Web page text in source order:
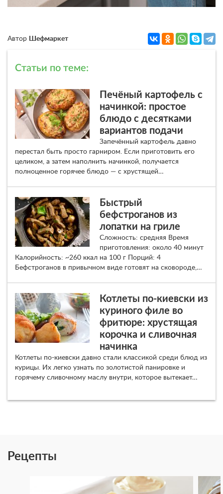
Автор Шефмаркет
Статьи по теме:
Печёный картофель с
начинкой: простое
блюдо с десятками
вариантов подачи
Запечённый картофель давно
перестал быть просто гарниром. Если приготовить его
целиком, а затем наполнить начинкой, получается
полноценное горячее блюдо — с хрустящей…
Быстрый
бефстроганов из
лопатки на гриле
Сложность: средняя Время
приготовления: около 40 минут
Калорийность: ~260 ккал на 100 г Порций: 4
Бефстроганов в привычном виде готовят на сковороде,…
Котлеты по-киевски из
куриного филе во
фритюре: хрустящая
корочка и сливочная
начинка
Котлеты по-киевски давно стали классикой среди блюд из
курицы. Их легко узнать по золотистой панировке и
горячему сливочному маслу внутри, которое вытекает…
Рецепты